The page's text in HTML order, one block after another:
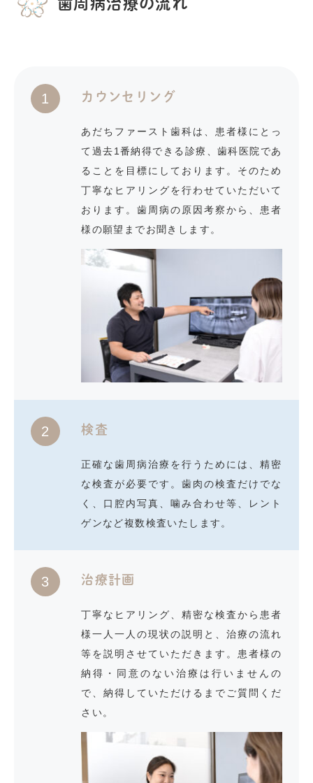
1 カウンセリング
あだちファースト歯科は、患者様にとっ
て過去1番納得できる診療、歯科医院であ
ることを目標にしております。そのため
丁寧なヒアリングを行わせていただいて
おります。歯周病の原因考察から、患者
様の願望までお聞きします。
2 検査
正確な歯周病治療を行うためには、精密
な検査が必要です。歯肉の検査だけでな
く、口腔内写真、噛み合わせ等、レント
ゲンなど複数検査いたします。
3 治療計画
丁寧なヒアリング、精密な検査から患者
様一人一人の現状の説明と、治療の流れ
等を説明させていただきます。患者様の
納得・同意のない治療は行いませんの
で、納得していただけるまでご質問くだ
さい。